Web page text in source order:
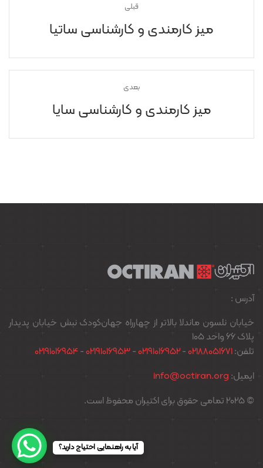
قبلی
میز کارمندی و کارشناسی ساتیا
بعدی
میز کارمندی و کارشناسی سایا
آدرس :
خیابان نلسون ماندلا بالاتر از چهارراه جهان‌کودک نبش خیابان پدیدار
پلاک ۶۶ واحد ۱۰۵
تلفن:02188051671
-
02191016952
-
02191016953
-
02191016954
ایمیل: info@octiran.org
© 2025 تمامی حقوق برای اکتیران محفوظ است.
آیا به راهنمایی احتیاج دارید؟